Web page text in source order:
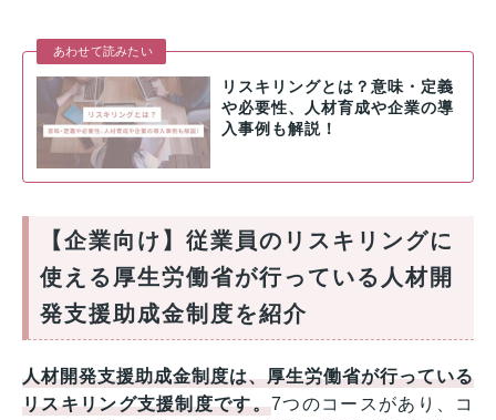
あわせて読みたい
リスキリングとは？意味・定義
や必要性、人材育成や企業の導
入事例も解説！
【企業向け】従業員のリスキリングに
使える厚生労働省が行っている人材開
発支援助成金制度を紹介
人材開発支援助成金制度は、厚生労働省が行っている
リスキリング支援制度です。7つのコースがあり、コ